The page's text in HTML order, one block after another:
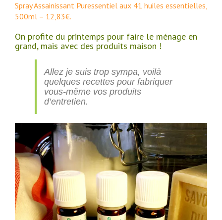
Spray Assainissant Puressentiel aux 41 huiles essentielles,
500ml – 12,83€.
On profite du printemps pour faire le ménage en
grand, mais avec des produits maison !
Allez je suis trop sympa, voilà
quelques recettes pour fabriquer
vous-même vos produits
d’entretien.